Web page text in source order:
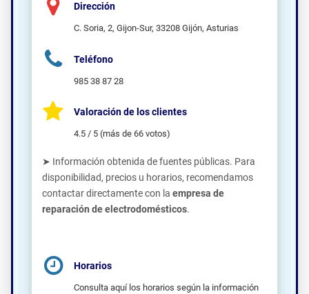
Dirección
C. Soria, 2, Gijon-Sur, 33208 Gijón, Asturias
Teléfono
985 38 87 28
Valoración de los clientes
4.5 / 5 (más de 66 votos)
➤ Información obtenida de fuentes públicas. Para
disponibilidad, precios u horarios, recomendamos
contactar directamente con la empresa de
reparación de electrodomésticos.
Horarios
Consulta aquí los horarios según la información